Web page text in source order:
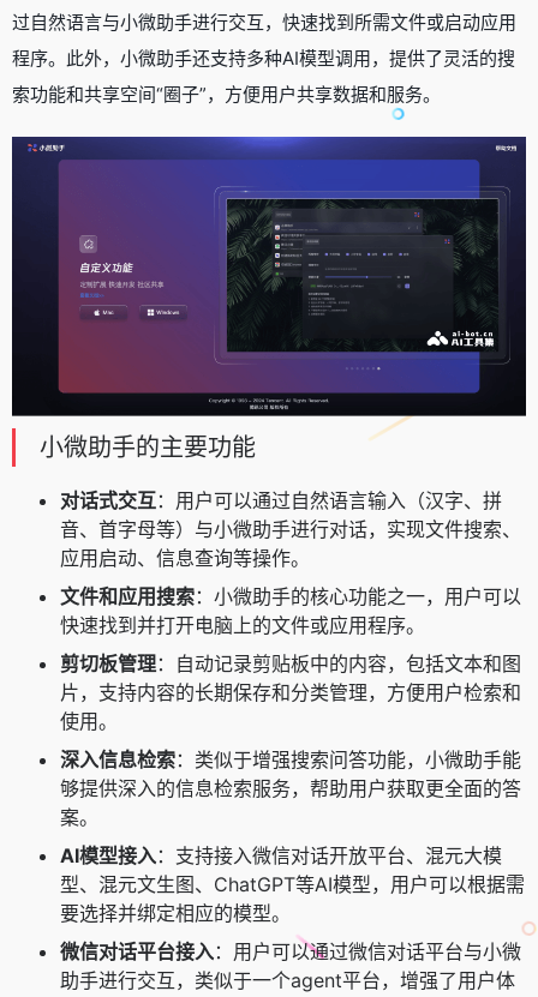
过自然语言与小微助手进行交互，快速找到所需文件或启动应用
程序。此外，小微助手还支持多种AI模型调用，提供了灵活的搜
索功能和共享空间“圈子”，方便用户共享数据和服务。
小微助手的主要功能
对话式交互：用户可以通过自然语言输入（汉字、拼
音、首字母等）与小微助手进行对话，实现文件搜索、
应用启动、信息查询等操作。
文件和应用搜索：小微助手的核心功能之一，用户可以
快速找到并打开电脑上的文件或应用程序。
剪切板管理：自动记录剪贴板中的内容，包括文本和图
片，支持内容的长期保存和分类管理，方便用户检索和
使用。
深入信息检索：类似于增强搜索问答功能，小微助手能
够提供深入的信息检索服务，帮助用户获取更全面的答
案。
AI模型接入：支持接入微信对话开放平台、混元大模
型、混元文生图、ChatGPT等AI模型，用户可以根据需
要选择并绑定相应的模型。
微信对话平台接入：用户可以通过微信对话平台与小微
助手进行交互，类似于一个agent平台，增强了用户体